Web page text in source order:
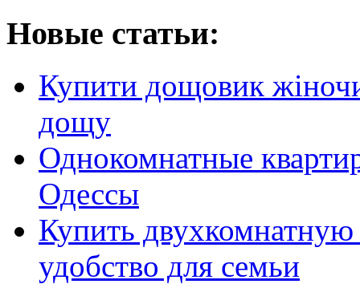
Новые статьи:
Купити дощовик
дощу
Однокомнатные
Одессы
Купить
удобство для семьи